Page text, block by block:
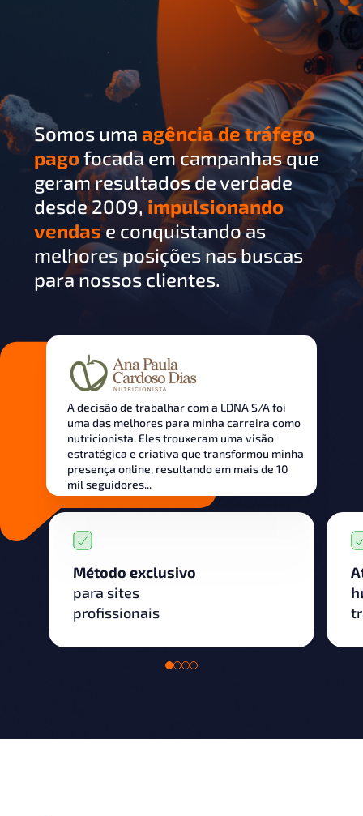
Somos uma agência de tráfego
pagofocada em campanhas que
geram resultados de verdade
desde 2009, impulsionando
vendase conquistando as
melhores posições nas buscas
para nossos clientes.
A decisão de trabalhar com a LDNA S/A foi
uma das melhores para minha carreira como
nutricionista. Eles trouxeram uma visão
estratégica e criativa que transformou minha
presença online, resultando em mais de 10
mil seguidores...
Método exclusivo
para sites
profissionais